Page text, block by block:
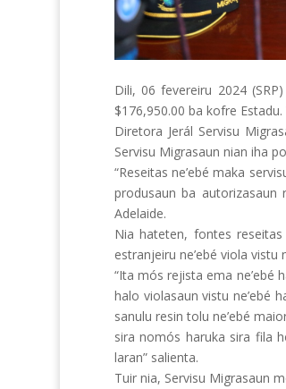
Dili, 06 fevereiru 2024
$176,950.00 ba kofre
Diretora Jerál Servisu
Servisu Migrasaun nian iha
“Reseitas ne’ebé maka
produsaun ba autorizasaun
Adelaide.
Nia hateten, fontes
estranjeiru ne’ebé viola vistu
“Ita mós rejista ema ne’ebé
halo violasaun vistu ne’ebé
sanulu resin tolu ne’ebé
sira nomós haruka sira fila
laran” salienta.
Tuir nia, Servisu Migrasaun